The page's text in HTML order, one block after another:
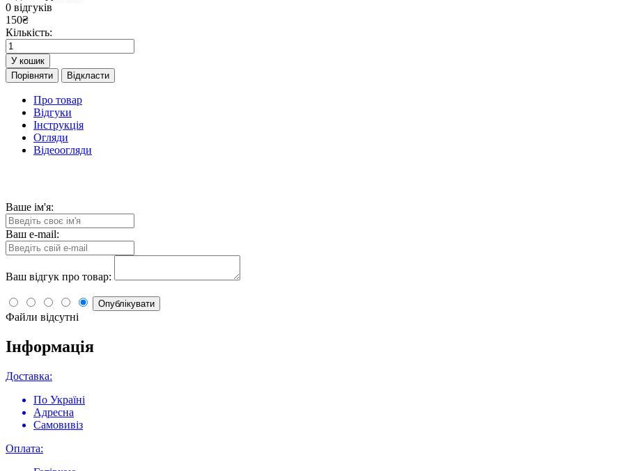
0 відгуків
150₴
Кількість:
У кошик
Порівняти
Відкласти
Про товар
Відгуки
Інструкція
Огляди
Відеоогляди
Ваше ім'я:
Ваш e-mail:
Ваш відгук про товар:
Опублікувати
Файли відсутні
Інформація
Доставка:
По Україні
Адресна
Самовивіз
Оплата: